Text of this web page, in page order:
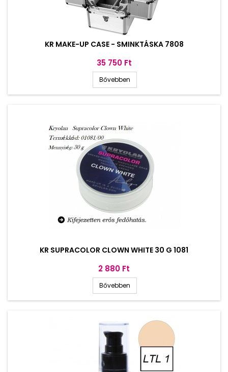
KR MAKE-UP CASE - SMINKTÁSKA 7808
Ár
35 750 Ft
Bővebben
KR SUPRACOLOR CLOWN WHITE 30 G 1081
Ár
2 880 Ft
Bővebben